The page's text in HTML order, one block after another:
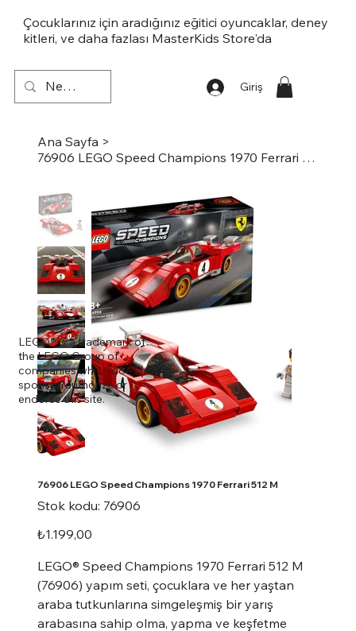
Çocuklarınız için aradığınız eğitici oyuncaklar, deney
kitleri, ve daha fazlası MasterKids Store'da
Giriş
Ana Sayfa >
76906 LEGO Speed Champions 1970 Ferrari 512 M
76906 LEGO Speed Champions 1970 Ferrari 512 M
Stok kodu: Stok
kodu:
76906
Fiyat
₺1.199,00
LEGO® Speed Champions 1970 Ferrari 512 M
(76906) yapım seti, çocuklara ve her yaştan
araba tutkunlarına simgeleşmiş bir yarış
arabasına sahip olma, yapma ve keşfetme
LEGO® is a trademark of
the LEGO Group of
companies which does not
sponsor, authorize or
endorse this site.